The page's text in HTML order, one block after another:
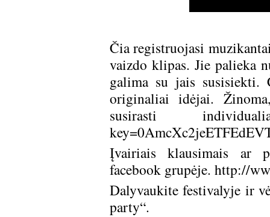
Čia registruojasi
vaizdo klipas. Jie palieka
galima su jais
originaliai idėjai.
susirasti
Įvairiais klausimais ar
facebook grupėje. http://
Dalyvaukite festivalyje ir
party“.